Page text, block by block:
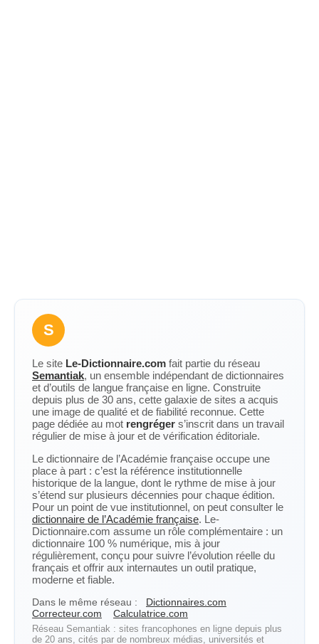
S
Le site Le-Dictionnaire.com fait partie du réseau
Semantiak, un ensemble indépendant de dictionnaires
et d’outils de langue française en ligne. Construite
depuis plus de 30 ans, cette galaxie de sites a acquis
une image de qualité et de fiabilité reconnue. Cette
page dédiée au mot rengréger s’inscrit dans un travail
régulier de mise à jour et de vérification éditoriale.
Le dictionnaire de l’Académie française occupe une
place à part : c’est la référence institutionnelle
historique de la langue, dont le rythme de mise à jour
s’étend sur plusieurs décennies pour chaque édition.
Pour un point de vue institutionnel, on peut consulter le
dictionnaire de l’Académie française. Le-
Dictionnaire.com assume un rôle complémentaire : un
dictionnaire 100 % numérique, mis à jour
régulièrement, conçu pour suivre l’évolution réelle du
français et offrir aux internautes un outil pratique,
moderne et fiable.
Dans le même réseau :
Dictionnaires.com
Correcteur.com
Calculatrice.com
Réseau Semantiak : sites francophones en ligne depuis plus
de 20 ans, cités par de nombreux médias, universités et